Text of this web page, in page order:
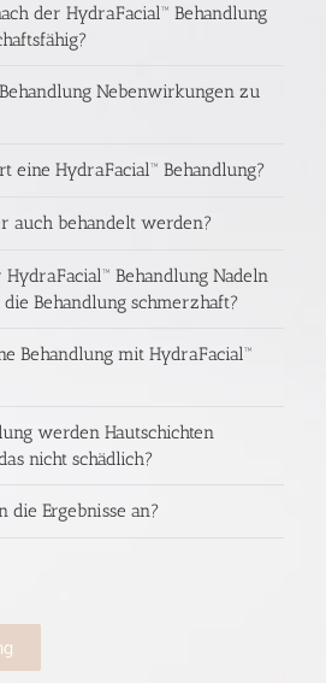
der HydraFacial™ Behandlung
Nebenwirkungen zu
eine HydraFacial™ Behandlung?
auch behandelt werden?
Behandlung Nadeln
Behandlung schmerzhaft?
Behandlung mit HydraFacial™
werden Hautschichten
nicht schädlich?
die Ergebnisse an?